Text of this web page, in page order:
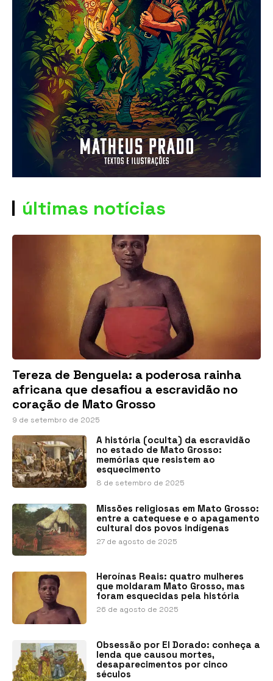
últimas notícias
Tereza de Benguela: a poderosa rainha
africana que desafiou a escravidão no
coração de Mato Grosso
9 de setembro de 2025
A história (oculta) da escravidão
no estado de Mato Grosso:
memórias que resistem ao
esquecimento
8 de setembro de 2025
Missões religiosas em Mato Grosso:
entre a catequese e o apagamento
cultural dos povos indígenas
27 de agosto de 2025
Heroínas Reais: quatro mulheres
que moldaram Mato Grosso, mas
foram esquecidas pela história
26 de agosto de 2025
Obsessão por El Dorado: conheça a
lenda que causou mortes,
desaparecimentos por cinco
séculos